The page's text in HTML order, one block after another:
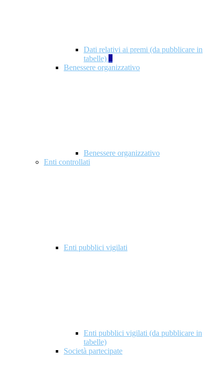
Dati relativi ai premi (da pubblicare in
tabelle) 5
Benessere organizzativo
Benessere organizzativo
Enti controllati
Enti pubblici vigilati
Enti pubblici vigilati (da pubblicare in
tabelle)
Società partecipate